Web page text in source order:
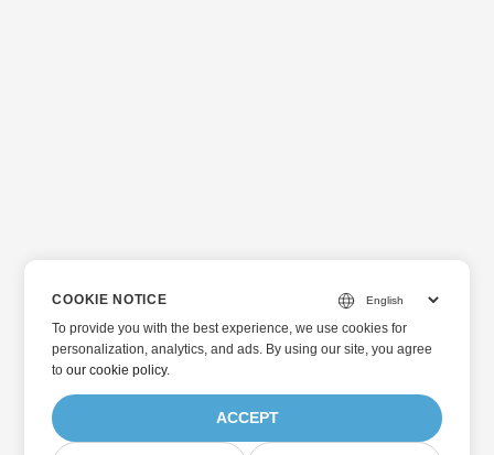
COOKIE NOTICE
To provide you with the best experience, we use cookies for
personalization, analytics, and ads. By using our site, you agree
toour cookie policy.
ACCEPT